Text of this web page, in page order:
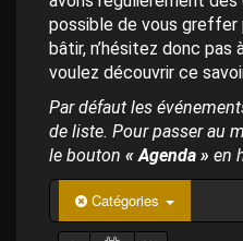
possible de vous greffer
bâtir, n’hésitez donc
voulez découvrir ce
Par défaut les
de liste. Pour passer au
le bouton « Agenda » en
Catégories
3 h 00 min
4 h 00 min
5 h 00 min
6 h 00 min